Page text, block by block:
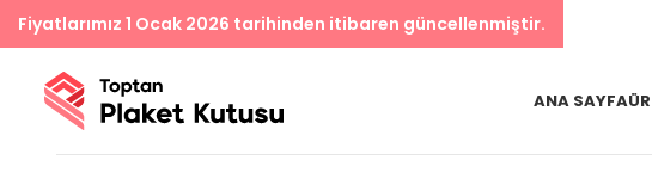
ANA SAYFA
Fiyatlarımız 1 Ocak 2026 tarihinden itibaren güncellenmiştir.